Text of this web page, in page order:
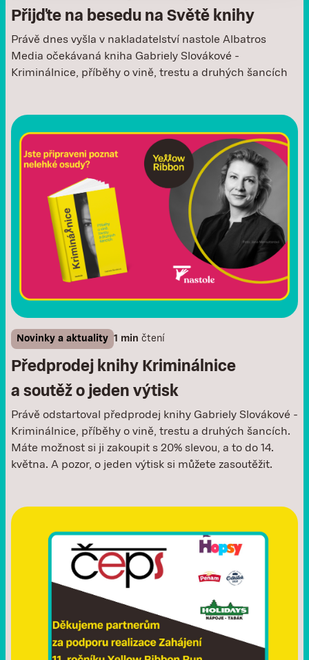
Přijďte na besedu na Světě knihy
Právě dnes vyšla v nakladatelství nastole Albatros
Media očekávaná kniha Gabriely Slovákové -
Kriminálnice, příběhy o vině, trestu a druhých šancích
Novinky a aktuality 1 min čtení
Předprodej knihy Kriminálnice
a soutěž o jeden výtisk
Právě odstartoval předprodej knihy Gabriely Slovákové -
Kriminálnice, příběhy o vině, trestu a druhých šancích.
Máte možnost si ji zakoupit s 20% slevou, a to do 14.
května. A pozor, o jeden výtisk si můžete zasoutěžit.